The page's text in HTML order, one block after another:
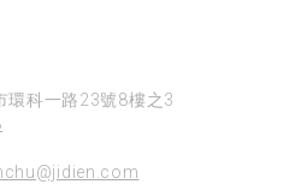
環科一路23號8樓之3